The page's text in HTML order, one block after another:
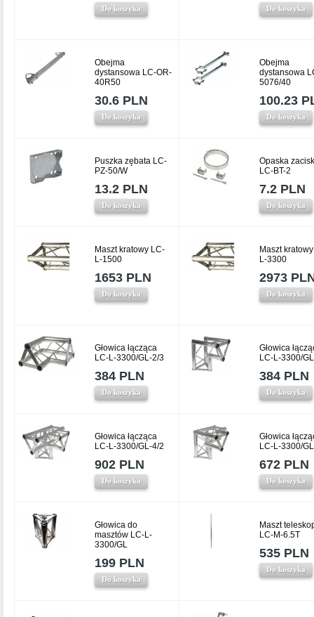
Do koszyka Do koszyka
Obejma
dystansowa LC-OR-
40R50
30.6 PLN
Do koszyka
Obejma
dystansowa
5076/40
100.23
Do koszyka
Puszka zębata LC-
PZ-50/W
13.2 PLN
Do koszyka
Opaska
LC-BT-2
7.2 PLN
Do koszyka
Maszt kratowy LC-
L-1500
1653 PLN
Do koszyka
Maszt
L-3300
2973
Do koszyka
Głowica łącząca
LC-L-3300/GL-2/3
384 PLN
Do koszyka
Głowica
LC-L-3300/
384 PLN
Do koszyka
Głowica łącząca
LC-L-3300/GL-4/2
902 PLN
Do koszyka
Głowica
LC-L-3300/
672 PLN
Do koszyka
Głowica do
masztów LC-L-
3300/GL
199 PLN
Do koszyka
Maszt
LC-M-6.5T
535 PLN
Do koszyka